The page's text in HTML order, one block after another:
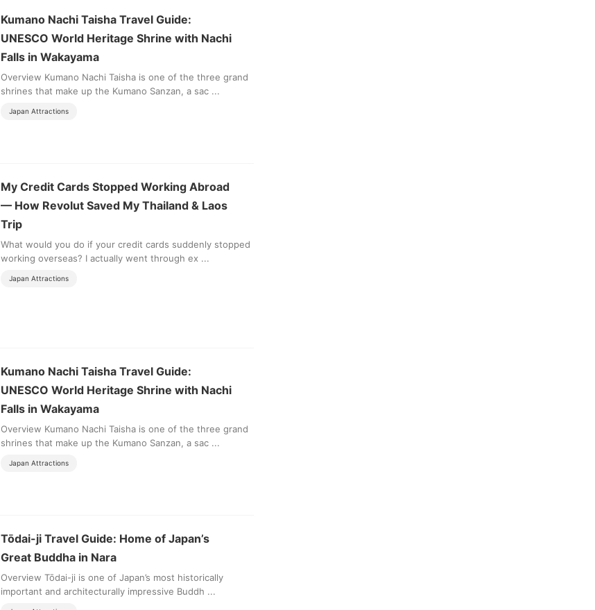
Kumano Nachi Taisha Travel Guide:
UNESCO World Heritage Shrine with Nachi
Falls in Wakayama
Overview Kumano Nachi Taisha is one of the three grand
shrines that make up the Kumano Sanzan, a sac ...
Japan Attractions
My Credit Cards Stopped Working Abroad
— How Revolut Saved My Thailand & Laos
Trip
What would you do if your credit cards suddenly stopped
working overseas? I actually went through ex ...
Japan Attractions
Kumano Nachi Taisha Travel Guide:
UNESCO World Heritage Shrine with Nachi
Falls in Wakayama
Overview Kumano Nachi Taisha is one of the three grand
shrines that make up the Kumano Sanzan, a sac ...
Japan Attractions
Tōdai-ji Travel Guide: Home of Japan’s
Great Buddha in Nara
Overview Tōdai-ji is one of Japan’s most historically
important and architecturally impressive Buddh ...